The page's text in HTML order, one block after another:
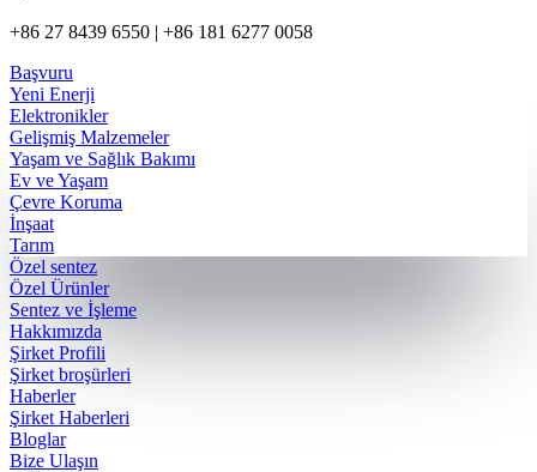
+86 27 8439 6550 | +86 181 6277 0058
Başvuru
Yeni Enerji
Elektronikler
Gelişmiş Malzemeler
Yaşam ve Sağlık Bakımı
Ev ve Yaşam
Çevre Koruma
İnşaat
Tarım
Özel sentez
Özel Ürünler
Sentez ve İşleme
Hakkımızda
Şirket Profili
Şirket broşürleri
Haberler
Şirket Haberleri
Bloglar
Bize Ulaşın